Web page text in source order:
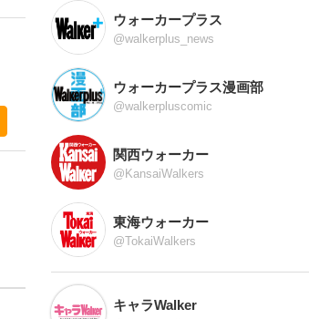
ウォーカープラス
@walkerplus_news
ウォーカープラス漫画部
@walkerpluscomic
関西ウォーカー
@KansaiWalkers
東海ウォーカー
@TokaiWalkers
キャラWalker